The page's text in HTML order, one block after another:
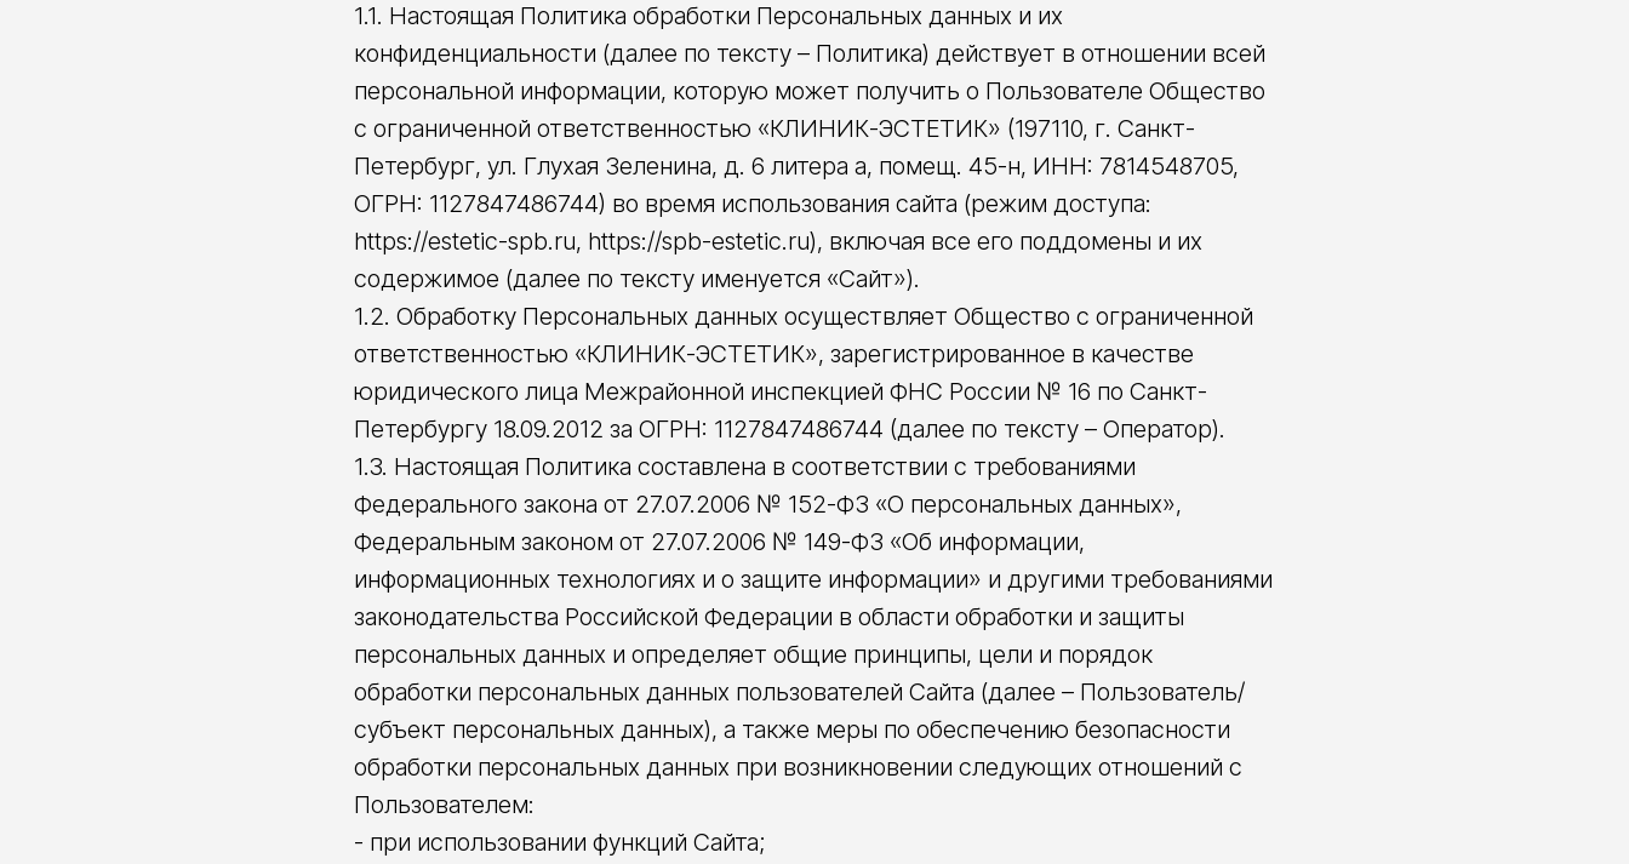
1.1. Настоящая Политика обработки Персональных данных и их
конфиденциальности (далее по тексту – Политика) действует в отношении всей
персональной информации, которую может получить о Пользователе Общество
с ограниченной ответственностью «КЛИНИК-ЭСТЕТИК» (197110, г. Санкт-
Петербург, ул. Глухая Зеленина, д. 6 литера а, помещ. 45-н, ИНН: 7814548705,
ОГРН: 1127847486744) во время использования сайта (режим доступа:
https://estetic-spb.ru, https://spb-estetic.ru), включая все его поддомены и их
содержимое (далее по тексту именуется «Сайт»).
1.2. Обработку Персональных данных осуществляет Общество с ограниченной
ответственностью «КЛИНИК-ЭСТЕТИК», зарегистрированное в качестве
юридического лица Межрайонной инспекцией ФНС России № 16 по Санкт-
Петербургу 18.09.2012 за ОГРН: 1127847486744 (далее по тексту – Оператор).
1.3. Настоящая Политика составлена в соответствии с требованиями
Федерального закона от 27.07.2006 № 152-ФЗ «О персональных данных»,
Федеральным законом от 27.07.2006 № 149-ФЗ «Об информации,
информационных технологиях и о защите информации» и другими требованиями
законодательства Российской Федерации в области обработки и защиты
персональных данных и определяет общие принципы, цели и порядок
обработки персональных данных пользователей Сайта (далее – Пользователь/
субъект персональных данных), а также меры по обеспечению безопасности
обработки персональных данных при возникновении следующих отношений с
Пользователем:
- при использовании функций Сайта;